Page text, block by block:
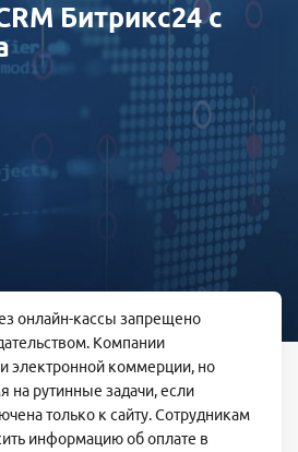
Битрикс24 с
онлайн-кассы запрещено
Компании
электронной коммерции, но
на рутинные задачи, если
только к сайту. Сотрудникам
информацию об оплате в